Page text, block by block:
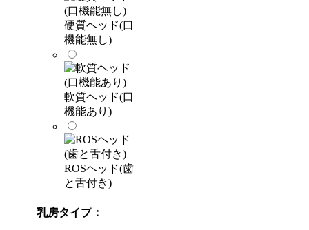
硬質ヘッド(口
機能無し)
軟質ヘッド(口
機能あり)
ROSヘッド(歯
と舌付き)
乳房タイプ：